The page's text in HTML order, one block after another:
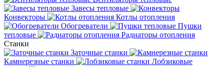
Завесы тепловые
Конвекторы
Котлы отопления
Обогреватели
Пушки
тепловые
Радиаторы отопления
Станки
Заточные станки
Камнерезные станки
Лобзиковые